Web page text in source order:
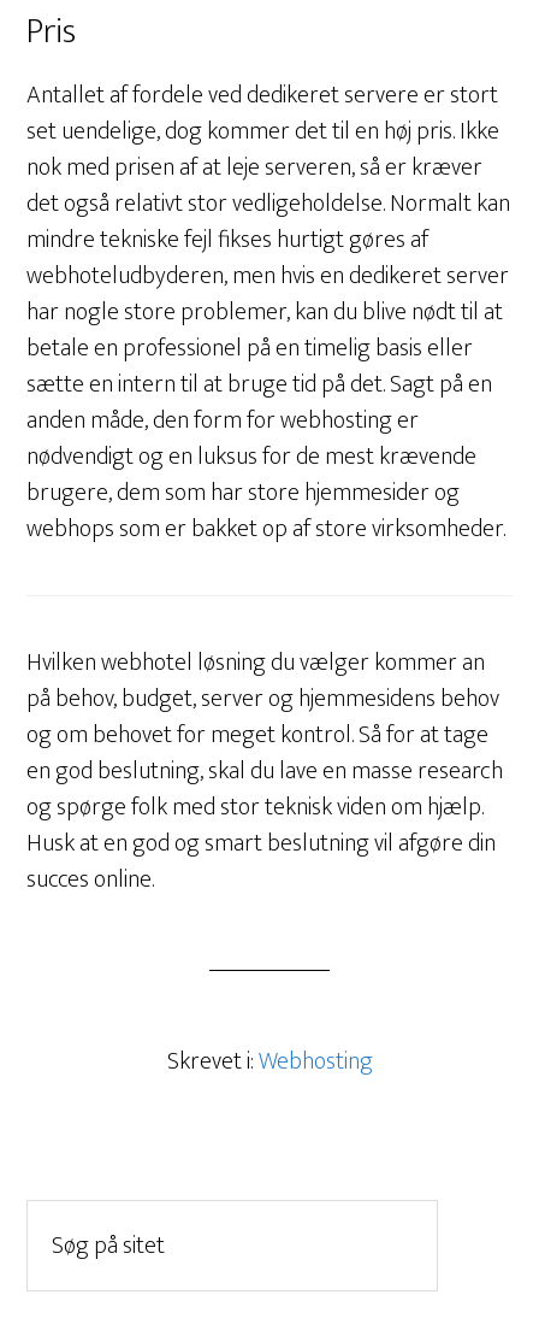
Pris
Antallet af fordele ved dedikeret servere er stort
set uendelige, dog kommer det til en høj pris. Ikke
nok med prisen af at leje serveren, så er kræver
det også relativt stor vedligeholdelse. Normalt kan
mindre tekniske fejl fikses hurtigt gøres af
webhoteludbyderen, men hvis en dedikeret server
har nogle store problemer, kan du blive nødt til at
betale en professionel på en timelig basis eller
sætte en intern til at bruge tid på det. Sagt på en
anden måde, den form for webhosting er
nødvendigt og en luksus for de mest krævende
brugere, dem som har store hjemmesider og
webhops som er bakket op af store virksomheder.
Hvilken webhotel løsning du vælger kommer an
på behov, budget, server og hjemmesidens behov
og om behovet for meget kontrol. Så for at tage
en god beslutning, skal du lave en masse research
og spørge folk med stor teknisk viden om hjælp.
Husk at en god og smart beslutning vil afgøre din
succes online.
Skrevet i:Webhosting